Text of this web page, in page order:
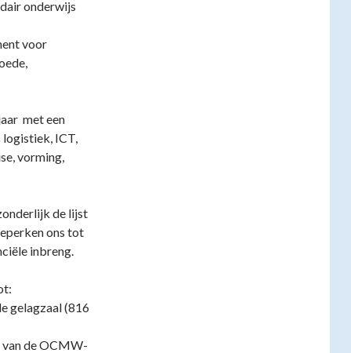
onderwijs
voor
met een
logistiek, ICT,
vorming,
de lijst
ons tot
inbreng.
gelagzaal (816
van de OCMW-